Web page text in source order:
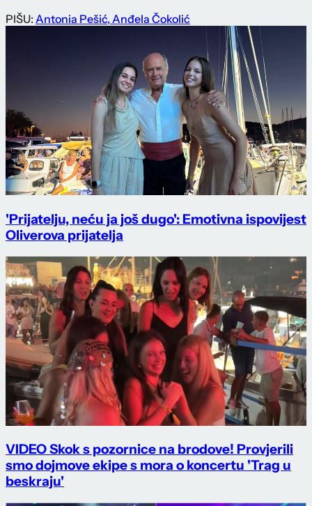
PIŠU: Antonia Pešić,Anđela Čokolić
'Prijatelju, neću ja još dugo': Emotivna ispovijest
Oliverova prijatelja
VIDEO Skok s pozornice na brodove! Provjerili
smo dojmove ekipe s mora o koncertu 'Trag u
beskraju'